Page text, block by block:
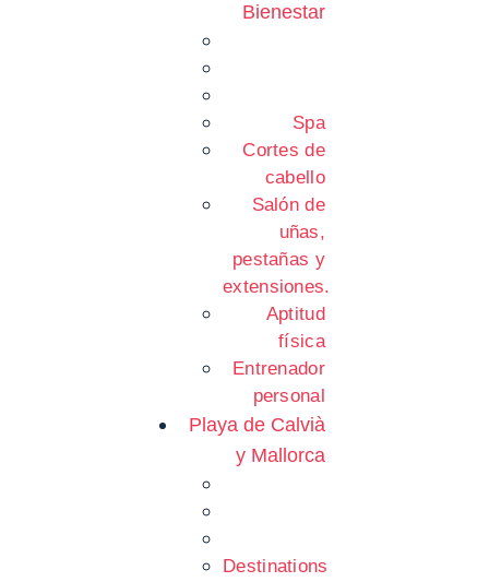
Bienestar
Spa
Cortes de
cabello
Salón de
uñas,
pestañas y
extensiones.
Aptitud
física
Entrenador
personal
Playa de Calvià
y Mallorca
Destinations